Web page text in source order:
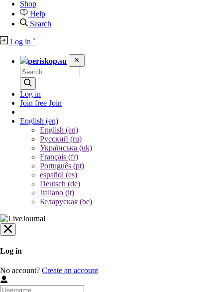
Shop
Help
Search
Log in `
periskop.su
Log in
Join free Join
English (en)
English (en)
Русский (ru)
Українська (uk)
Français (fr)
Português (pt)
español (es)
Deutsch (de)
Italiano (it)
Беларуская (be)
Log in
No account? Create an account